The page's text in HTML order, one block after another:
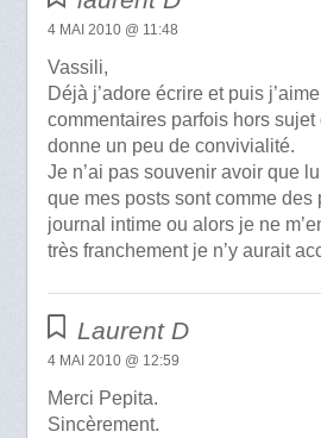
4 MAI 2010 @ 11:48
Vassili,
Déjà j’adore écrire et puis
commentaires parfois hors
donne un peu de convivialité.
Je n’ai pas souvenir avoir que
que mes posts sont comme des
journal intime ou alors je ne
très franchement je n’y aurait
Laurent D
4 MAI 2010 @ 12:59
Merci Pepita.
Sincèrement.